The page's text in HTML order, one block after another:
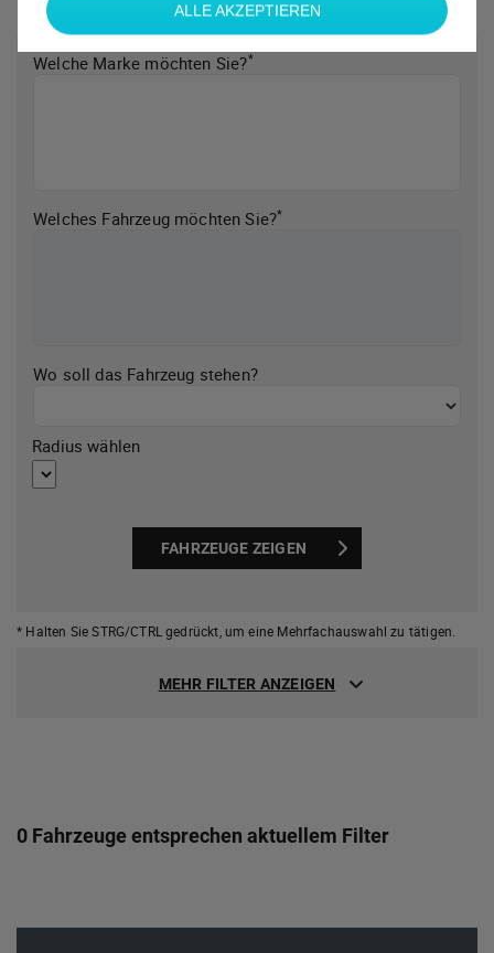
Welche Marke möchten Sie?*
Welches Fahrzeug möchten Sie?*
Wo soll das Fahrzeug stehen?
Radius wählen
FAHRZEUGE ZEIGEN
* Halten Sie STRG/CTRL gedrückt, um eine Mehrfachauswahl zu tätigen.
MEHR FILTER ANZEIGEN
0 Fahrzeuge entsprechen aktuellem Filter
ALLE AKZEPTIEREN